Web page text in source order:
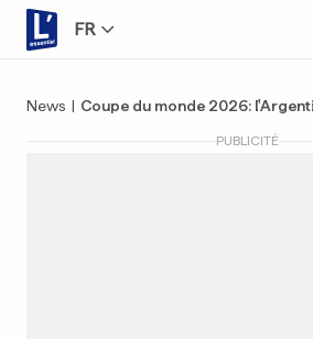
FR
News | Coupe du monde 2026:
PUBLICITÉ